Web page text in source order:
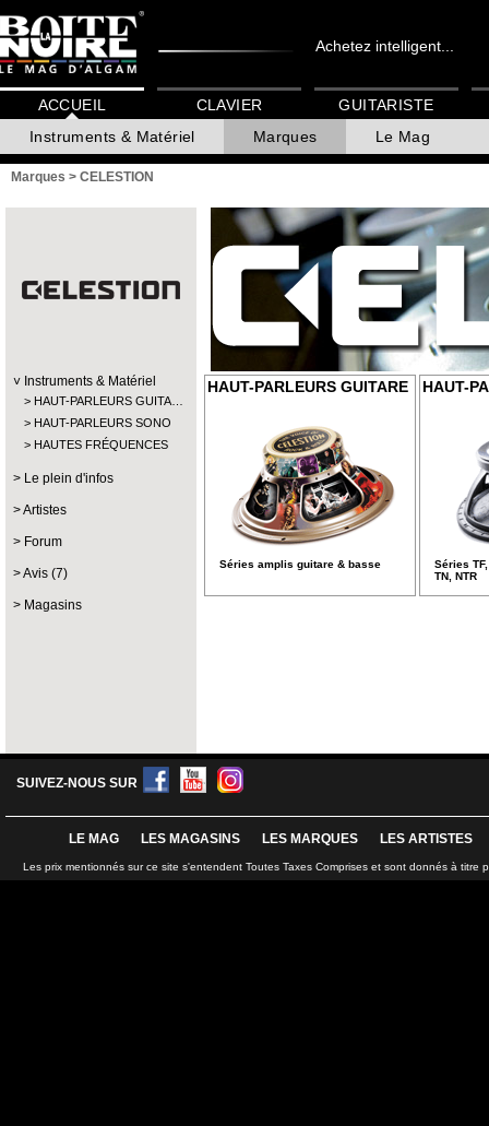
Achetez intelligent...
ACCUEIL
Instruments & Matériel
Marques Le Mag
CLAVIER GUITARISTE
Marques > CELESTION
Instruments & Matériel
HAUT-PARLEURS GUITA…
HAUT-PARLEURS SONO
HAUTES FRÉQUENCES
Le plein d'infos
Artistes
Forum
Avis (7)
Magasins
HAUT-PARLEURS GUITARE
Séries amplis guitare & basse
HAUT-
Séries TF,
TN, NTR
SUIVEZ-NOUS SUR
LE MAG LES MAGASINS LES MARQUES LES ARTISTES
Les prix mentionnés sur ce site s'entendent Toutes Taxes Comprises et sont donnés à